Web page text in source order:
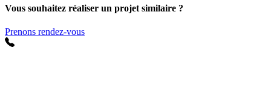
Vous souhaitez réaliser un projet similaire ?
Prenons rendez-vous